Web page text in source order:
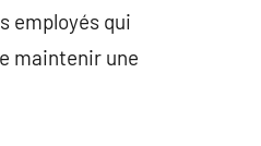
employés qui
maintenir une